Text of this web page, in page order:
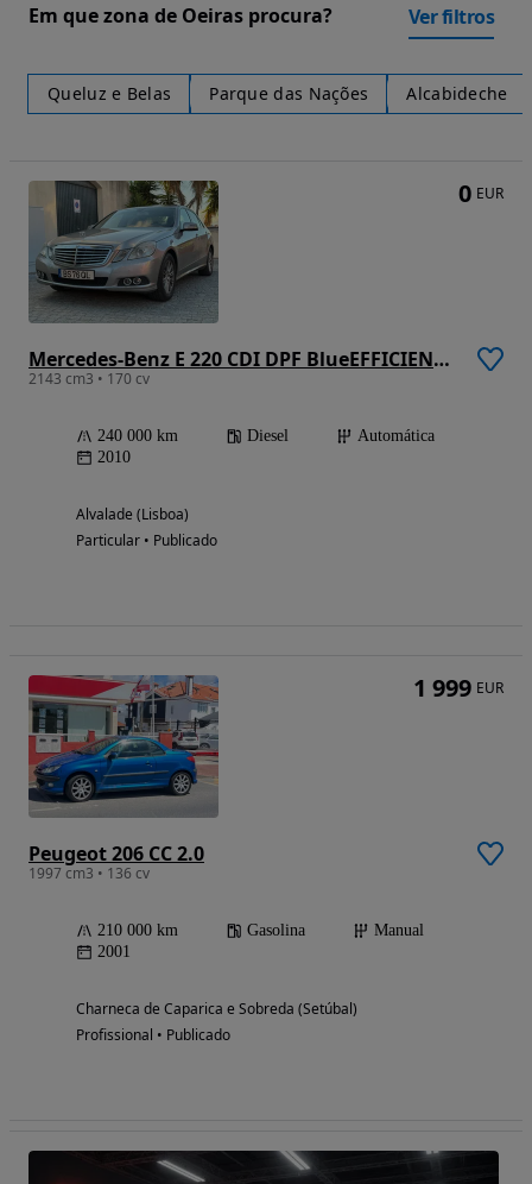
Em que zona de Oeiras procura? Ver filtros
Queluz e Belas Parque das Nações Alcabideche
Mercedes-Benz E 220 CDI DPF BlueEFFICIENCY Auto Elegance
2143 cm3 • 170 cv
240 000 km Diesel
Automática
2010
Alvalade (Lisboa)
Particular • Publicado
0 EUR
Peugeot 206 CC 2.0
1997 cm3 • 136 cv
210 000 km Gasolina
Manual
2001
Charneca de Caparica e Sobreda (Setúbal)
Profissional • Publicado
1 999 EUR